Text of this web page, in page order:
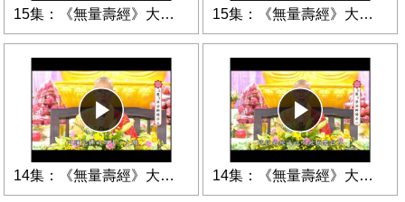
15集：《無量壽經》大意第16講 15集：《無量壽經》大意第15講
14集：《無量壽經》大意第14講 14集：《無量壽經》大意第13講